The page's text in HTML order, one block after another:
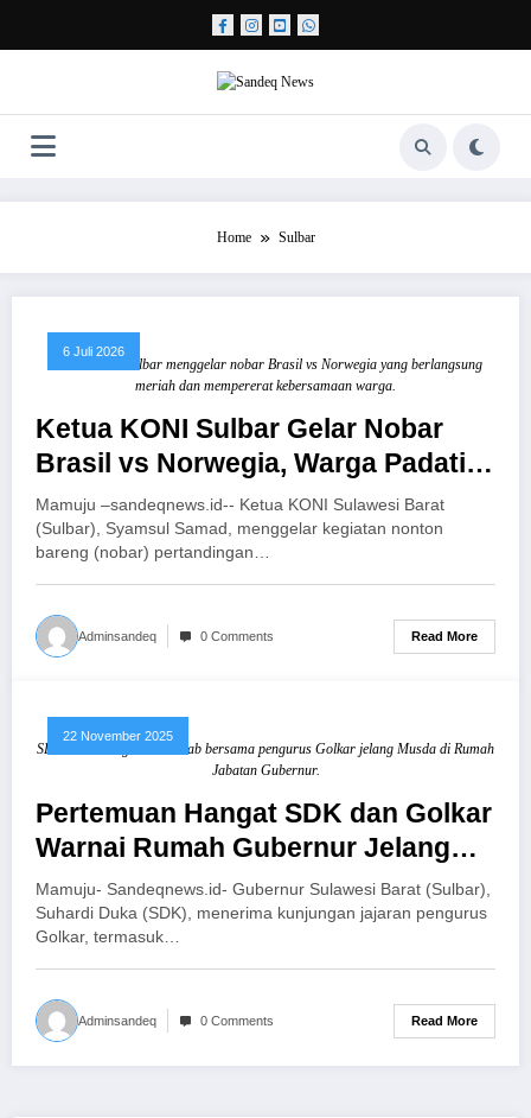
content
Home Sulbar
Ketua KONI Sulbar menggelar nobar Brasil vs Norwegia yang berlangsung
meriah dan mempererat kebersamaan warga.
6 Juli 2026
Ketua KONI Sulbar Gelar Nobar
Brasil vs Norwegia, Warga Padati
Lokasi
Mamuju –sandeqnews.id-- Ketua KONI Sulawesi Barat
(Sulbar), Syamsul Samad, menggelar kegiatan nonton
bareng (nobar) pertandingan…
Adminsandeq 0 Comments Read More
SDK Bernostalgia dan akrab bersama pengurus Golkar jelang Musda di Rumah
Jabatan Gubernur.
22 November 2025
Pertemuan Hangat SDK dan Golkar
Warnai Rumah Gubernur Jelang
Musda
Mamuju- Sandeqnews.id- Gubernur Sulawesi Barat (Sulbar),
Suhardi Duka (SDK), menerima kunjungan jajaran pengurus
Golkar, termasuk…
Adminsandeq 0 Comments Read More